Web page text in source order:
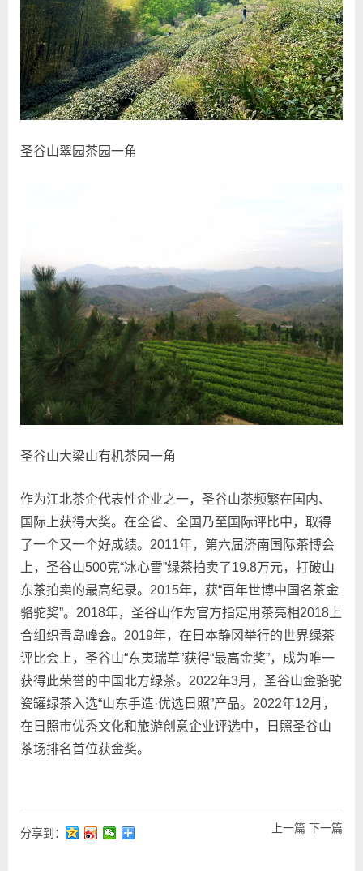
圣谷山翠园茶园一角
圣谷山大梁山有机茶园一角
作为江北茶企代表性企业之一，圣谷山茶频繁在国内、
国际上获得大奖。在全省、全国乃至国际评比中，取得
了一个又一个好成绩。2011年，第六届济南国际茶博会
上，圣谷山500克“冰心雪”绿茶拍卖了19.8万元，打破山
东茶拍卖的最高纪录。2015年，获“百年世博中国名茶金
骆驼奖”。2018年，圣谷山作为官方指定用茶亮相2018上
合组织青岛峰会。2019年，在日本静冈举行的世界绿茶
评比会上，圣谷山“东夷瑞草”获得“最高金奖”，成为唯一
获得此荣誉的中国北方绿茶。2022年3月，圣谷山金骆驼
瓷罐绿茶入选“山东手造·优选日照”产品。2022年12月，
在日照市优秀文化和旅游创意企业评选中，日照圣谷山
茶场排名首位获金奖。
上一篇 下一篇
分享到：